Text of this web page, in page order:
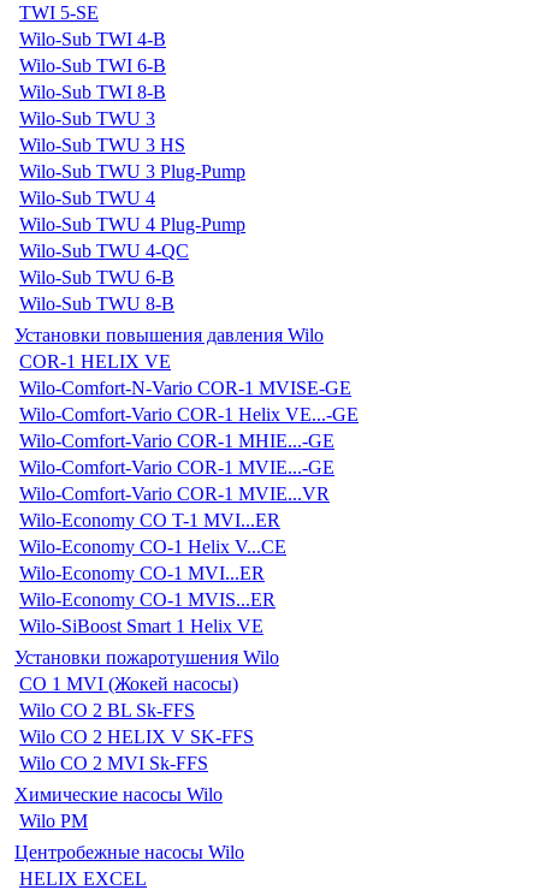
TWI 5-SE
Wilo-Sub TWI 4-B
Wilo-Sub TWI 6-B
Wilo-Sub TWI 8-B
Wilo-Sub TWU 3
Wilo-Sub TWU 3 HS
Wilo-Sub TWU 3 Plug-Pump
Wilo-Sub TWU 4
Wilo-Sub TWU 4 Plug-Pump
Wilo-Sub TWU 4-QC
Wilo-Sub TWU 6-B
Wilo-Sub TWU 8-B
Установки повышения давления Wilo
COR-1 HELIX VE
Wilo-Comfort-N-Vario COR-1 MVISE-GE
Wilo-Comfort-Vario COR-1 Helix VE...-GE
Wilo-Comfort-Vario COR-1 MHIE...-GE
Wilo-Comfort-Vario COR-1 MVIE...-GE
Wilo-Comfort-Vario COR-1 MVIE...VR
Wilo-Economy CO T-1 MVI...ER
Wilo-Economy CO-1 Helix V...CE
Wilo-Economy CO-1 MVI...ER
Wilo-Economy CO-1 MVIS...ER
Wilo-SiBoost Smart 1 Helix VE
Установки пожаротушения Wilo
CO 1 MVI (Жокей насосы)
Wilo CO 2 BL Sk-FFS
Wilo CO 2 HELIX V SK-FFS
Wilo CO 2 MVI Sk-FFS
Химические насосы Wilo
Wilo PM
Центробежные насосы Wilo
HELIX EXCEL